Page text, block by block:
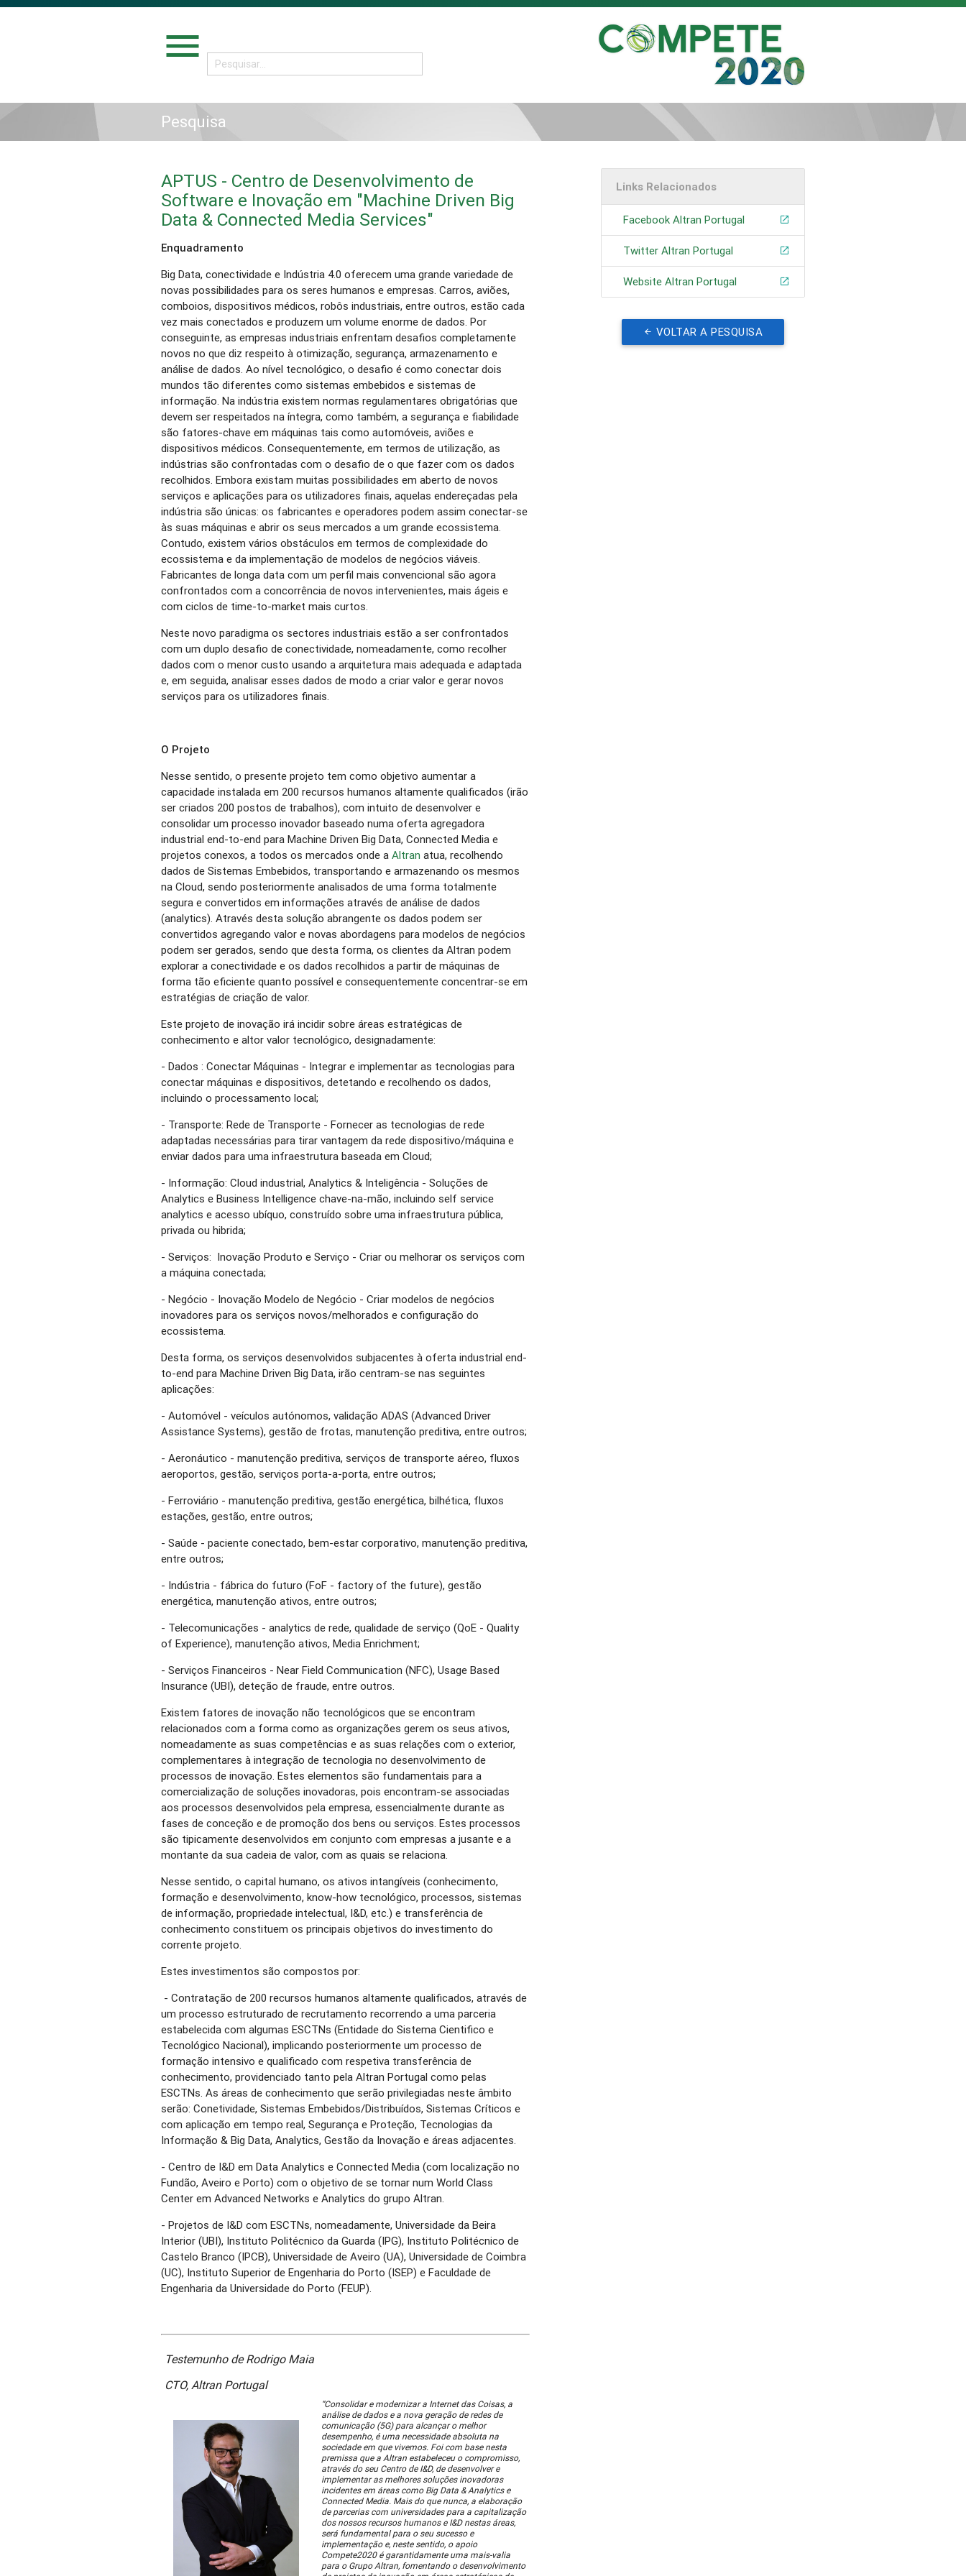
menu
Pesquisa
APTUS - Centro de Desenvolvimento de
Software e Inovação em "Machine Driven Big
Data & Connected Media Services"
Enquadramento
Big Data, conectividade e Indústria 4.0 oferecem uma grande variedade de
novas possibilidades para os seres humanos e empresas. Carros, aviões,
comboios, dispositivos médicos, robôs industriais, entre outros, estão cada
vez mais conectados e produzem um volume enorme de dados. Por
conseguinte, as empresas industriais enfrentam desafios completamente
novos no que diz respeito à otimização, segurança, armazenamento e
análise de dados. Ao nível tecnológico, o desafio é como conectar dois
mundos tão diferentes como sistemas embebidos e sistemas de
informação. Na indústria existem normas regulamentares obrigatórias que
devem ser respeitados na íntegra, como também, a segurança e fiabilidade
são fatores-chave em máquinas tais como automóveis, aviões e
dispositivos médicos. Consequentemente, em termos de utilização, as
indústrias são confrontadas com o desafio de o que fazer com os dados
recolhidos. Embora existam muitas possibilidades em aberto de novos
serviços e aplicações para os utilizadores finais, aquelas endereçadas pela
indústria são únicas: os fabricantes e operadores podem assim conectar-se
às suas máquinas e abrir os seus mercados a um grande ecossistema.
Contudo, existem vários obstáculos em termos de complexidade do
ecossistema e da implementação de modelos de negócios viáveis.
Fabricantes de longa data com um perfil mais convencional são agora
confrontados com a concorrência de novos intervenientes, mais ágeis e
com ciclos de time-to-market mais curtos.
Neste novo paradigma os sectores industriais estão a ser confrontados
com um duplo desafio de conectividade, nomeadamente, como recolher
dados com o menor custo usando a arquitetura mais adequada e adaptada
e, em seguida, analisar esses dados de modo a criar valor e gerar novos
serviços para os utilizadores finais.
O Projeto
Nesse sentido, o presente projeto tem como objetivo aumentar a
capacidade instalada em 200 recursos humanos altamente qualificados (irão
ser criados 200 postos de trabalhos), com intuito de desenvolver e
consolidar um processo inovador baseado numa oferta agregadora
industrial end-to-end para Machine Driven Big Data, Connected Media e
projetos conexos, a todos os mercados onde aAltran atua, recolhendo
dados de Sistemas Embebidos, transportando e armazenando os mesmos
na Cloud, sendo posteriormente analisados de uma forma totalmente
segura e convertidos em informações através de análise de dados
(analytics). Através desta solução abrangente os dados podem ser
convertidos agregando valor e novas abordagens para modelos de negócios
podem ser gerados, sendo que desta forma, os clientes da Altran podem
explorar a conectividade e os dados recolhidos a partir de máquinas de
forma tão eficiente quanto possível e consequentemente concentrar-se em
estratégias de criação de valor.
Este projeto de inovação irá incidir sobre áreas estratégicas de
conhecimento e altor valor tecnológico, designadamente:
- Dados : Conectar Máquinas - Integrar e implementar as tecnologias para
conectar máquinas e dispositivos, detetando e recolhendo os dados,
incluindo o processamento local;
- Transporte: Rede de Transporte - Fornecer as tecnologias de rede
adaptadas necessárias para tirar vantagem da rede dispositivo/máquina e
enviar dados para uma infraestrutura baseada em Cloud;
- Informação: Cloud industrial, Analytics & Inteligência - Soluções de
Analytics e Business Intelligence chave-na-mão, incluindo self service
analytics e acesso ubíquo, construído sobre uma infraestrutura pública,
privada ou hibrida;
- Serviços: Inovação Produto e Serviço - Criar ou melhorar os serviços com
a máquina conectada;
- Negócio - Inovação Modelo de Negócio - Criar modelos de negócios
inovadores para os serviços novos/melhorados e configuração do
ecossistema.
Desta forma, os serviços desenvolvidos subjacentes à oferta industrial end-
to-end para Machine Driven Big Data, irão centram-se nas seguintes
aplicações:
- Automóvel - veículos autónomos, validação ADAS (Advanced Driver
Assistance Systems), gestão de frotas, manutenção preditiva, entre outros;
- Aeronáutico - manutenção preditiva, serviços de transporte aéreo, fluxos
aeroportos, gestão, serviços porta-a-porta, entre outros;
- Ferroviário - manutenção preditiva, gestão energética, bilhética, fluxos
estações, gestão, entre outros;
- Saúde - paciente conectado, bem-estar corporativo, manutenção preditiva,
entre outros;
- Indústria - fábrica do futuro (FoF - factory of the future), gestão
energética, manutenção ativos, entre outros;
- Telecomunicações - analytics de rede, qualidade de serviço (QoE - Quality
of Experience), manutenção ativos, Media Enrichment;
- Serviços Financeiros - Near Field Communication (NFC), Usage Based
Insurance (UBI), deteção de fraude, entre outros.
Existem fatores de inovação não tecnológicos que se encontram
relacionados com a forma como as organizações gerem os seus ativos,
nomeadamente as suas competências e as suas relações com o exterior,
complementares à integração de tecnologia no desenvolvimento de
processos de inovação. Estes elementos são fundamentais para a
comercialização de soluções inovadoras, pois encontram-se associadas
aos processos desenvolvidos pela empresa, essencialmente durante as
fases de conceção e de promoção dos bens ou serviços. Estes processos
são tipicamente desenvolvidos em conjunto com empresas a jusante e a
montante da sua cadeia de valor, com as quais se relaciona.
Nesse sentido, o capital humano, os ativos intangíveis (conhecimento,
formação e desenvolvimento, know-how tecnológico, processos, sistemas
de informação, propriedade intelectual, I&D, etc.) e transferência de
conhecimento constituem os principais objetivos do investimento do
corrente projeto.
Estes investimentos são compostos por:
- Contratação de 200 recursos humanos altamente qualificados, através de
um processo estruturado de recrutamento recorrendo a uma parceria
estabelecida com algumas ESCTNs (Entidade do Sistema Cientifico e
Tecnológico Nacional), implicando posteriormente um processo de
formação intensivo e qualificado com respetiva transferência de
conhecimento, providenciado tanto pela Altran Portugal como pelas
ESCTNs. As áreas de conhecimento que serão privilegiadas neste âmbito
serão: Conetividade, Sistemas Embebidos/Distribuídos, Sistemas Críticos e
com aplicação em tempo real, Segurança e Proteção, Tecnologias da
Informação & Big Data, Analytics, Gestão da Inovação e áreas adjacentes.
- Centro de I&D em Data Analytics e Connected Media (com localização no
Fundão, Aveiro e Porto) com o objetivo de se tornar num World Class
Center em Advanced Networks e Analytics do grupo Altran.
- Projetos de I&D com ESCTNs, nomeadamente, Universidade da Beira
Interior (UBI), Instituto Politécnico da Guarda (IPG), Instituto Politécnico de
Castelo Branco (IPCB), Universidade de Aveiro (UA), Universidade de Coimbra
(UC), Instituto Superior de Engenharia do Porto (ISEP) e Faculdade de
Engenharia da Universidade do Porto (FEUP).
Testemunho de Rodrigo Maia
CTO, Altran Portugal
“Consolidar e modernizar a Internet das Coisas, a
análise de dados e a nova geração de redes de
comunicação (5G) para alcançar o melhor
desempenho, é uma necessidade absoluta na
sociedade em que vivemos. Foi com base nesta
premissa que a Altran estabeleceu o compromisso,
através do seu Centro de I&D, de desenvolver e
implementar as melhores soluções inovadoras
incidentes em áreas como Big Data & Analytics e
Connected Media. Mais do que nunca, a elaboração
de parcerias com universidades para a capitalização
dos nossos recursos humanos e I&D nestas áreas,
será fundamental para o seu sucesso e
implementação e, neste sentido, o apoio
Compete2020 é garantidamente uma mais-valia
para o Grupo Altran, fomentando o desenvolvimento
Links Relacionados
Facebook Altran Portugal
Twitter Altran Portugal
Website Altran Portugal
VOLTAR A PESQUISA